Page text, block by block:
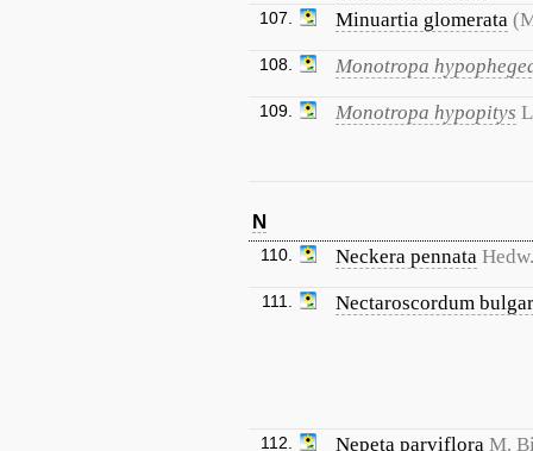
107. Minuartia glomerata
108. Monotropa
109. Monotropa hypopitys
N
110. Neckera pennata Hedw.
111. Nectaroscordum
112. Nepeta parviflora M.